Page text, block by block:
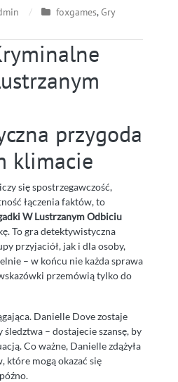
foxgames,Gry
przygoda
klimacie
się spostrzegawczość,
łączenia faktów, to
W Lustrzanym Odbiciu
To gra detektywistyczna
przyjaciół, jak i dla osoby,
– w końcu nie każda sprawa
przemówią tylko do
Danielle Dove zostaje
– dostajecie szansę, by
Co ważne, Danielle zdążyła
które mogą okazać się